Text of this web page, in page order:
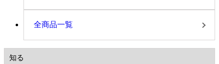
全商品一覧
知る